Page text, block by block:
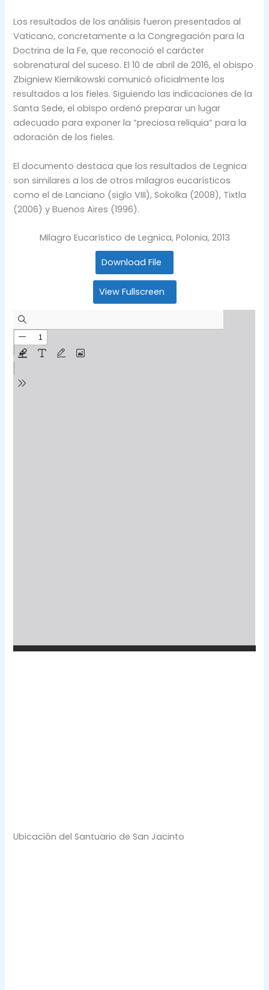
Los resultados de los análisis fueron presentados al
Vaticano, concretamente a la Congregación para la
Doctrina de la Fe, que reconoció el carácter
sobrenatural del suceso. El 10 de abril de 2016, el obispo
Zbigniew Kiernikowski comunicó oficialmente los
resultados a los fieles. Siguiendo las indicaciones de la
Santa Sede, el obispo ordenó preparar un lugar
adecuado para exponer la “preciosa reliquia” para la
adoración de los fieles.
El documento destaca que los resultados de Legnica
son similares a los de otros milagros eucarísticos
como el de Lanciano (siglo VIII), Sokolka (2008), Tixtla
(2006) y Buenos Aires (1996).
Milagro Eucarístico de Legnica, Polonia, 2013
Download File
View Fullscreen
Ubicación del Santuario de San Jacinto